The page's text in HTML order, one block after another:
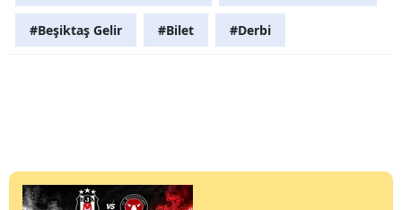
#Beşiktaş Gelir #Bilet #Derbi